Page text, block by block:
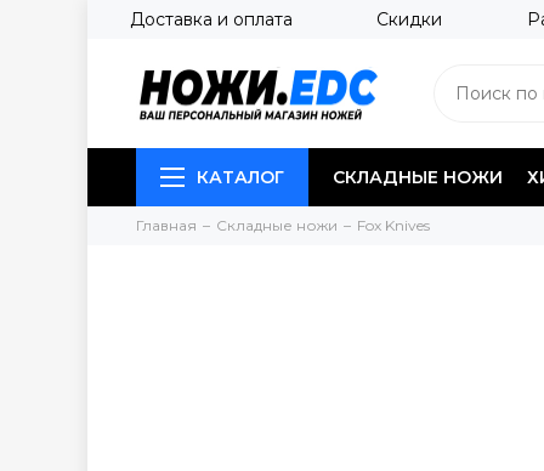
Доставка и оплата Скидки
КАТАЛОГ СКЛАДНЫЕ НОЖИ
Главная Складные ножи Fox Knives